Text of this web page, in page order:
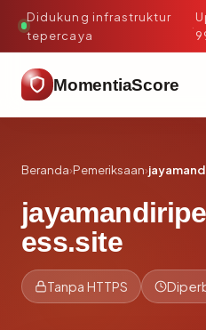
Didukung infrastruktur
tepercaya
·
MomentiaScore
Beranda›Pemeriksaan›
ess.site
Tanpa HTTPS